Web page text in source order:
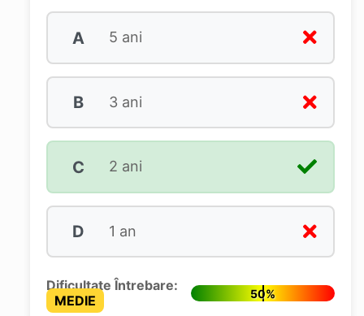
A 5 ani
B 3 ani
C 2 ani
D 1 an
Dificultate Întrebare:
MEDIE
50%